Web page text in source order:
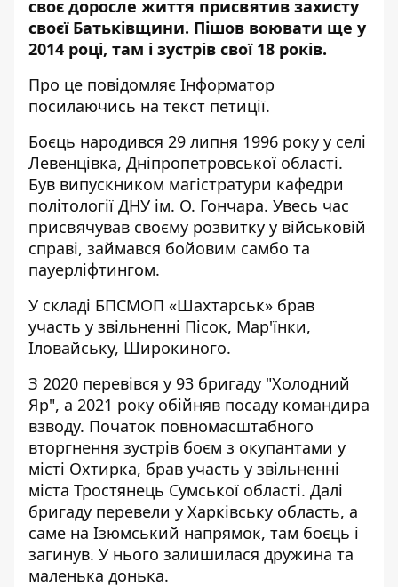
своє доросле життя присвятив захисту
своєї Батьківщини. Пішов воювати ще у
2014 році, там і зустрів свої 18 років.
Про це повідомляє Інформатор
посилаючись на текст петиції.
Боєць народився 29 липня 1996 року у селі
Левенцівка, Дніпропетровської області.
Був випускником магістратури кафедри
політології ДНУ ім. О. Гончара. Увесь час
присвячував своєму розвитку у військовій
справі, займався бойовим самбо та
пауерліфтингом.
У складі БПСМОП «Шахтарськ» брав
участь у звільненні Пісок, Мар'їнки,
Іловайську, Широкиного.
З 2020 перевівся у 93 бригаду "Холодний
Яр", а 2021 року обійняв посаду командира
взводу. Початок повномасштабного
вторгнення зустрів боєм з окупантами у
місті Охтирка, брав участь у звільненні
міста Тростянець Сумської області. Далі
бригаду перевели у Харківську область, а
саме на Ізюмський напрямок, там боєць і
загинув. У нього залишилася дружина та
маленька донька.